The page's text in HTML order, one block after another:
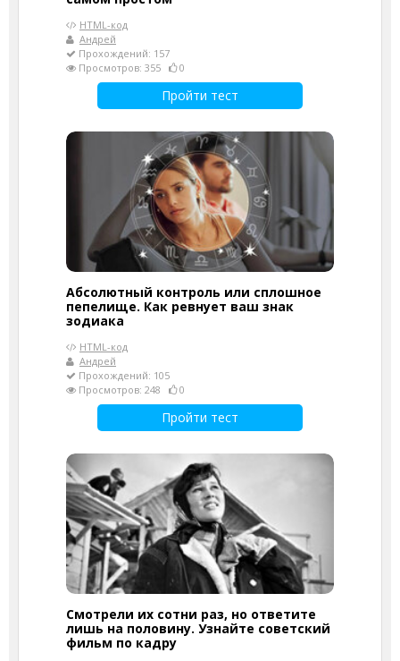
HTML-код
Андрей
Прохождений: 157
Просмотров: 355
0
Пройти тест
Абсолютный контроль или сплошное
пепелище. Как ревнует ваш знак
зодиака
HTML-код
Андрей
Прохождений: 105
Просмотров: 248
0
Пройти тест
Смотрели их сотни раз, но ответите
лишь на половину. Узнайте советский
фильм по кадру